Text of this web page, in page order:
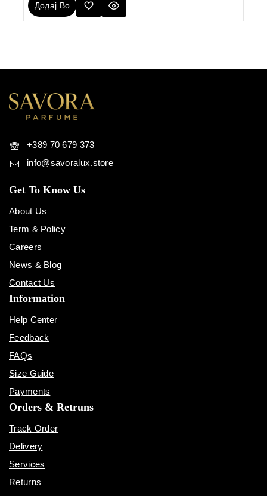
Додај Во
Кошничка
+389 70 679 373
info@savoralux.store
Get To Know Us
About Us
Term & Policy
Careers
News & Blog
Contact Us
Information
Help Center
Feedback
FAQs
Size Guide
Payments
Orders & Retruns
Track Order
Delivery
Services
Returns